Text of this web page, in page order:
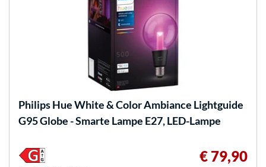
Philips HueWhite & Color Ambiance Lightguide
G95 Globe - Smarte Lampe E27, LED-Lampe
€ 79,90